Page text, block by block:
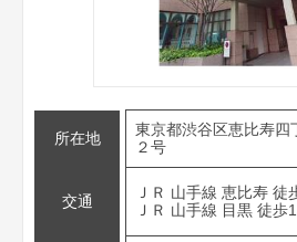
所在地
東京都渋谷区恵比寿四
２号
交通
ＪＲ 山手線 恵比寿 徒
ＪＲ 山手線 目黒 徒歩